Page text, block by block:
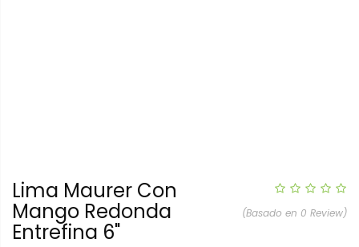
(Basado en 0 Review)
Lima Maurer Con
Mango Redonda
Entrefina 6"